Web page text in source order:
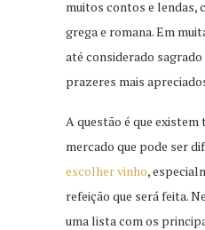
muitos contos e lendas,
grega e romana. Em
até considerado sagrado
prazeres mais
A questão é que
mercado que pode ser
escolher vinho,
refeição que será feita.
uma lista com os